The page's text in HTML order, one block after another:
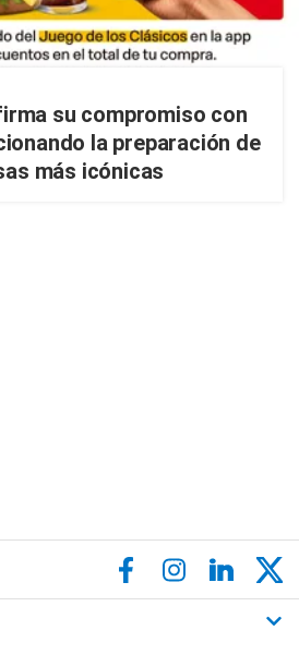
su compromiso con
la preparación de
más icónicas